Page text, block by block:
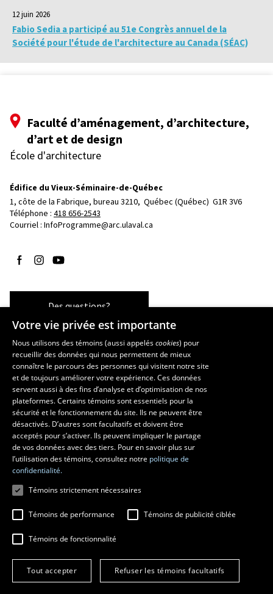
12 juin 2026
Fabio Sedia a participé au 51e Congrès annuel de la
Société pour l'étude de l'architecture au Canada (SÉAC)
Faculté d’aménagement, d’architecture,
d’art et de design
École d'architecture
Édifice du Vieux-Séminaire-de-Québec
1, côte de la Fabrique, bureau 3210, Québec (Québec)  G1R 3V6
Téléphone : 418 656-2543
Courriel : InfoProgramme@arc.ulaval.ca
Suivez-nous sur Facebook
Suivez-nous sur Instagram
Suivez-nous sur YouTube
Des questions?
Les écoles et la recherche
École d’art
École supérieure d’aménagement du territoire et de développement
régional
École de design
Centre de recherche en aménagement et développement
© 2026 Université Laval
Tous droits réservés
Conditions générales d'utilisation
Fraude en ligne
Votre vie privée est importante
Nous utilisons des témoins (aussi appeléscookies) pour
recueillir des données qui nous permettent de mieux
connaître le parcours des personnes qui visitent notre site
et de toujours améliorer votre expérience. Ces données
servent aussi à des fins d’analyse et d’optimisation de nos
plateformes. Certains témoins sont essentiels pour la
sécurité et le fonctionnement du site. Ils ne peuvent être
désactivés. D’autres sont facultatifs et doivent être
acceptés pour s’activer. Ils peuvent impliquer le partage
de vos données avec des tiers. Pour en savoir plus sur
l’utilisation des témoins, consultez notre politique de
confidentialité.
Témoins strictement nécessaires
Témoins de performance Témoins de publicité ciblée
Témoins de fonctionnalité
Tout accepter Refuser les témoins facultatifs